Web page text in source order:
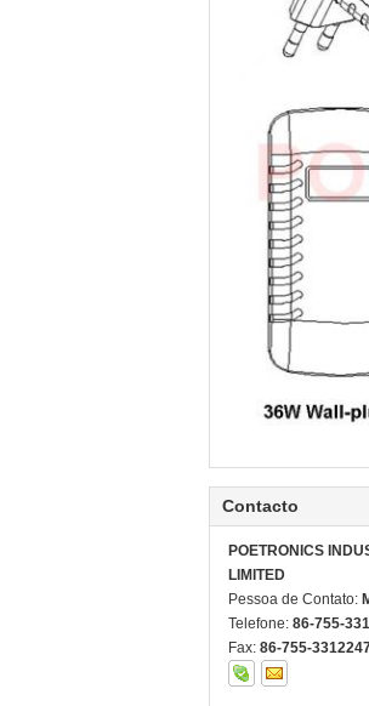
Contacto
POETRONICS
LIMITED
Pessoa de Contato:
Telefone: 86-755-
Fax: 86-755-